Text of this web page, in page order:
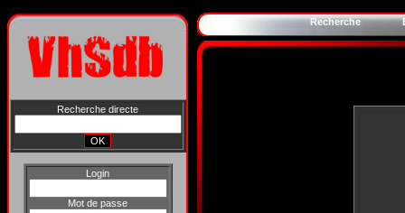
Recherche directe
Login
Mot de passe
Recherche